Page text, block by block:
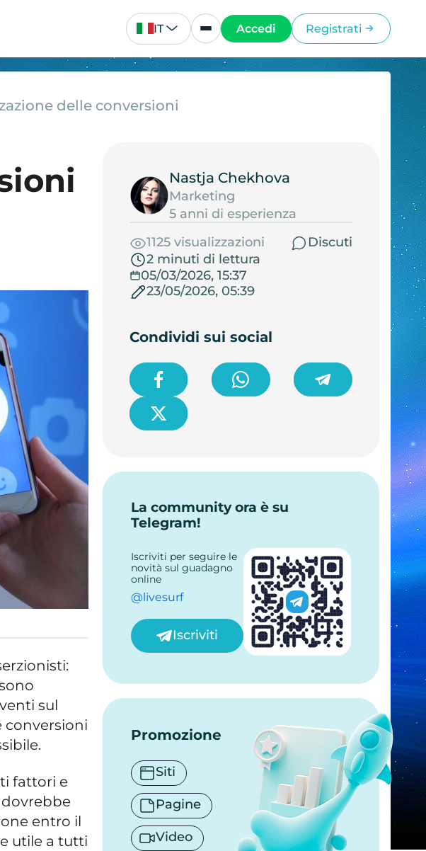
IT Accedi Registrati
delle conversioni
sul
conversioni
fattori e
dovrebbe
entro il
utile a tutti
Nastja Chekhova
Marketing
5 anni di esperienza
1125 visualizzazioni
Discuti
2 minuti di lettura
05/03/2026, 15:37
23/05/2026, 05:39
Condividi sui social
La community ora è su
Telegram!
Iscriviti per seguire le
novità sul guadagno
online
@livesurf
Iscriviti
Promozione
Siti
Pagine
Video